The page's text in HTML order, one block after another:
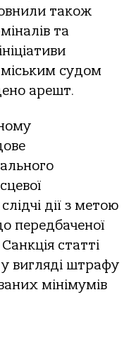
також
та
судом
арешт.
дії з метою
передбаченої
статті
вигляді штрафу
мінімумів